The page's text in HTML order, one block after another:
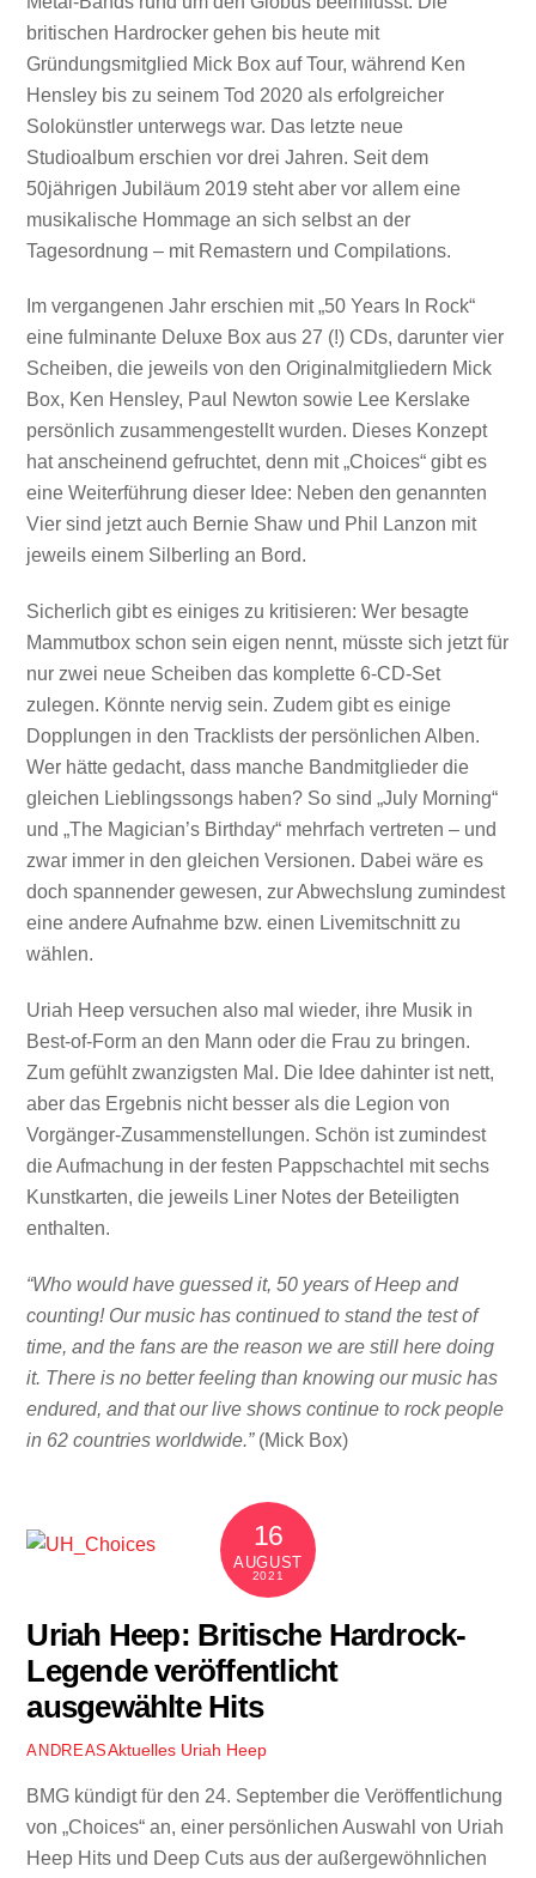
britischen Hardrocker gehen bis heute mit
Gründungsmitglied Mick Box auf Tour, während Ken
Hensley bis zu seinem Tod 2020 als erfolgreicher
Solokünstler unterwegs war. Das letzte neue
Studioalbum erschien vor drei Jahren. Seit dem
50jährigen Jubiläum 2019 steht aber vor allem eine
musikalische Hommage an sich selbst an der
Tagesordnung – mit Remastern und Compilations.
Im vergangenen Jahr erschien mit „50 Years In Rock“
eine fulminante Deluxe Box aus 27 (!) CDs, darunter vier
Scheiben, die jeweils von den Originalmitgliedern Mick
Box, Ken Hensley, Paul Newton sowie Lee Kerslake
persönlich zusammengestellt wurden. Dieses Konzept
hat anscheinend gefruchtet, denn mit „Choices“ gibt es
eine Weiterführung dieser Idee: Neben den genannten
Vier sind jetzt auch Bernie Shaw und Phil Lanzon mit
jeweils einem Silberling an Bord.
Sicherlich gibt es einiges zu kritisieren: Wer besagte
Mammutbox schon sein eigen nennt, müsste sich jetzt für
nur zwei neue Scheiben das komplette 6-CD-Set
zulegen. Könnte nervig sein. Zudem gibt es einige
Dopplungen in den Tracklists der persönlichen Alben.
Wer hätte gedacht, dass manche Bandmitglieder die
gleichen Lieblingssongs haben? So sind „July Morning“
und „The Magician’s Birthday“ mehrfach vertreten – und
zwar immer in den gleichen Versionen. Dabei wäre es
doch spannender gewesen, zur Abwechslung zumindest
eine andere Aufnahme bzw. einen Livemitschnitt zu
wählen.
Uriah Heep versuchen also mal wieder, ihre Musik in
Best-of-Form an den Mann oder die Frau zu bringen.
Zum gefühlt zwanzigsten Mal. Die Idee dahinter ist nett,
aber das Ergebnis nicht besser als die Legion von
Vorgänger-Zusammenstellungen. Schön ist zumindest
die Aufmachung in der festen Pappschachtel mit sechs
Kunstkarten, die jeweils Liner Notes der Beteiligten
enthalten.
“Who would have guessed it, 50 years of Heep and
counting! Our music has continued to stand the test of
time, and the fans are the reason we are still here doing
it. There is no better feeling than knowing our music has
endured, and that our live shows continue to rock people
in 62 countries worldwide.”(Mick Box)
16
AUGUST
2021
Uriah Heep: Britische Hardrock-
Legende veröffentlicht
ausgewählte Hits
ANDREASAktuelles Uriah Heep
BMG kündigt für den 24. September die Veröffentlichung
von „Choices“ an, einer persönlichen Auswahl von Uriah
Heep Hits und Deep Cuts aus der außergewöhnlichen